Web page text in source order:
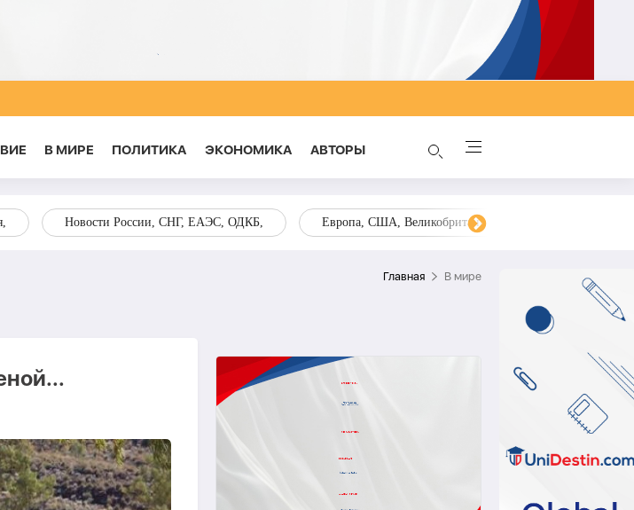
В МИРЕ ПОЛИТИКА ЭКОНОМИКА AВТОРЫ
Новости России, СНГ, ЕАЭС, ОДКБ, Европа, США, Великобритания, Украина, Запад,
Главная В мире